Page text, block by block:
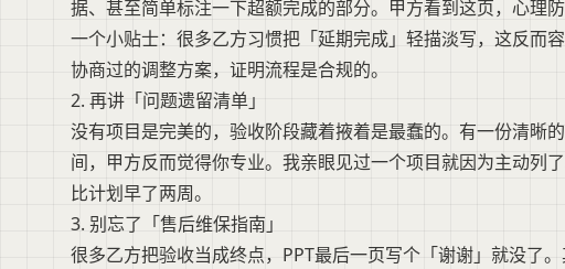
据、甚至简单标注一下超额完成的部分。甲方看到这页，心理防
一个小贴士：很多乙方习惯把「延期完成」轻描淡写，这反而
协商过的调整方案，证明流程是合规的。
2. 再讲「问题遗留清单」
没有项目是完美的，验收阶段藏着掖着是最蠢的。有一份清晰
间，甲方反而觉得你专业。我亲眼见过一个项目就因为主动列
比计划早了两周。
3. 别忘了「售后维保指南」
很多乙方把验收当成终点，PPT最后一页写个「谢谢」就没了